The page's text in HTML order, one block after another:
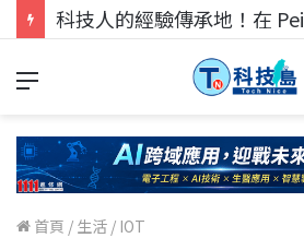
首頁 / 生活 / IOT